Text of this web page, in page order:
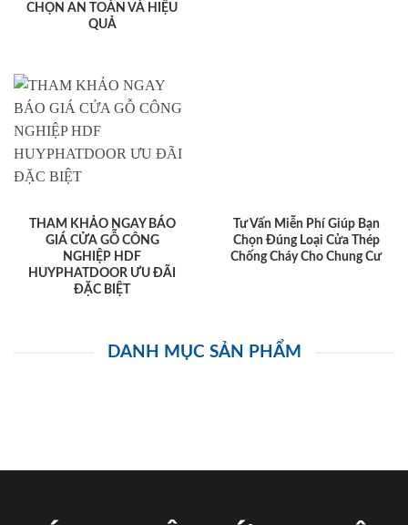
CHỌN AN TOÀN VÀ HIỆU
QUẢ
THAM KHẢO NGAY BÁO
GIÁ CỬA GỖ CÔNG
NGHIỆP HDF
HUYPHATDOOR ƯU ĐÃI
ĐẶC BIỆT
Tư Vấn Miễn Phí Giúp Bạn
Chọn Đúng Loại Cửa Thép
Chống Cháy Cho Chung Cư
DANH MỤC SẢN PHẨM